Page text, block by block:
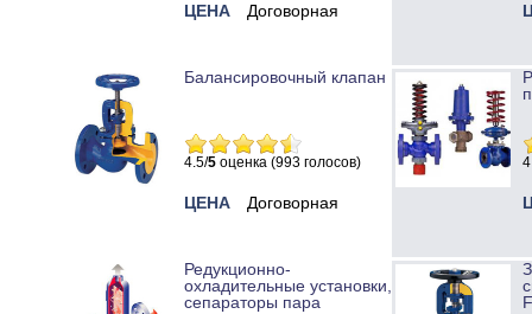
ЦЕНА Договорная
Балансировочный клапан
4.5/5 оценка (993 голосов)
ЦЕНА Договорная
Редукционно-
охладительные установки,
сепараторы пара